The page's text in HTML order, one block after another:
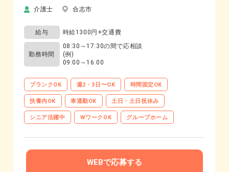
介護士 合志市
給与 時給1300円+交通費
勤務時間
08:30～17:30の間で応相談
(例)
09:00～16:00
ブランクOK 週2・3日〜OK 時間固定OK
扶養内OK 車通勤OK 土日・土日祝休み
シニア活躍中 WワークOK グループホーム
WEBで応募する